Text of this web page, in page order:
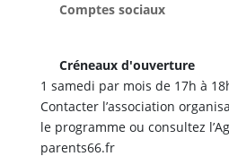
Comptes sociaux
Créneaux d'ouverture
1 samedi par mois de 17h à
Contacter l’association
le programme ou consultez
parents66.fr